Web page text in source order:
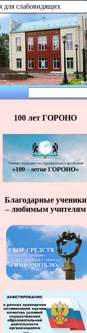
для слабовидящих
Форма
поиска
100 лет ГОРОНО
Благодарные ученики
– любимым учителям